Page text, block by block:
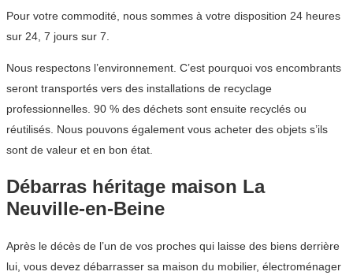
Pour votre commodité, nous sommes à votre disposition 24 heures
sur 24, 7 jours sur 7.
Nous respectons l’environnement. C’est pourquoi vos encombrants
seront transportés vers des installations de recyclage
professionnelles. 90 % des déchets sont ensuite recyclés ou
réutilisés. Nous pouvons également vous acheter des objets s’ils
sont de valeur et en bon état.
Débarras héritage maison La
Neuville-en-Beine
Après le décès de l’un de vos proches qui laisse des biens derrière
lui, vous devez débarrasser sa maison du mobilier, électroménager